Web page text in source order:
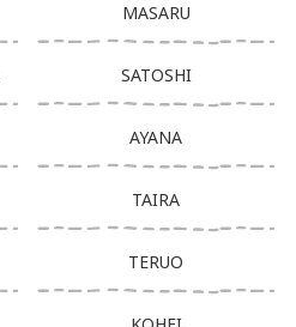
MASARU
SATOSHI
AYANA
TAIRA
TERUO